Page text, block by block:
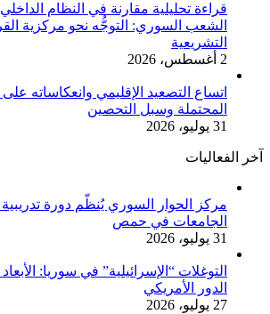
قراءة تحليلية مقارنة في النظام
الشعب السوري: التوجُّه نحو مركزية
التشريعية
2 أغسطس، 2026
اتساع التصعيد الإقليمي وانعكاساته
المحتملة وسبل التحصين
31 يوليو، 2026
آخر الفعاليات
الجامعات في حمص
31 يوليو، 2026
التوغلات “الإسرائيلية” في سوريا:
الدور الأمريكي
27 يوليو، 2026